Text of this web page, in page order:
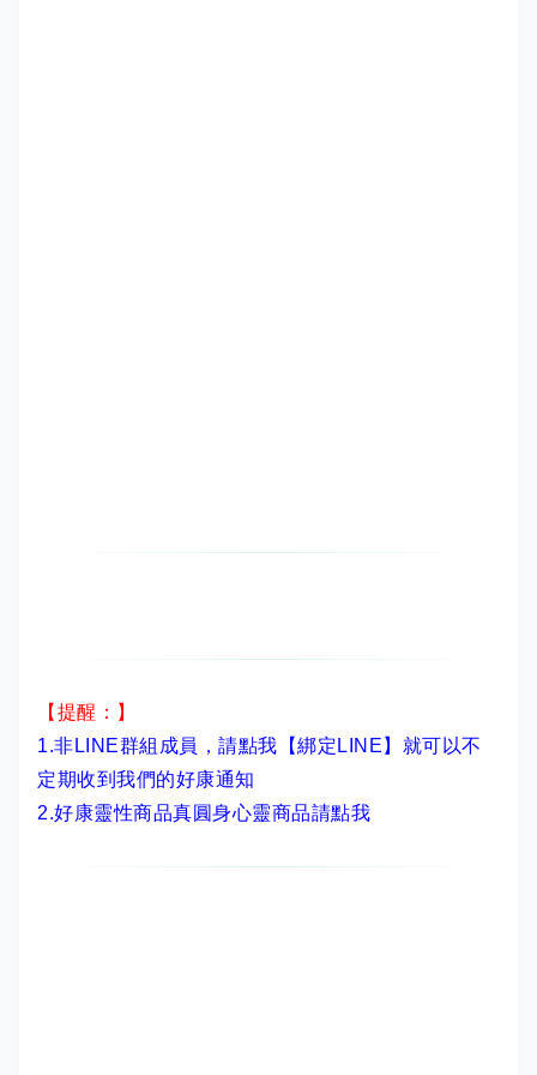
【提醒：】
1.非LINE群組成員， 請點我【綁定LINE】 就可以不
定期收到我們的好康通知
2.好康靈性商品真圓身心靈商品請點我